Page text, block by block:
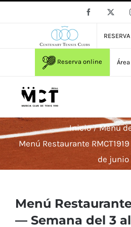
Facebook
Reserva online
Inicio
Menú
Menú Restaurante
de junio
Menú Restaurante
— Semana del 3